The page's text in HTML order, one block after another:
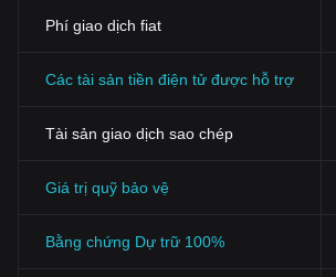
Phí giao dịch fiat
Các tài sản tiền điện tử được hỗ trợ
Tài sản giao dịch sao chép
Giá trị quỹ bảo vệ
Bằng chứng Dự trữ 100%